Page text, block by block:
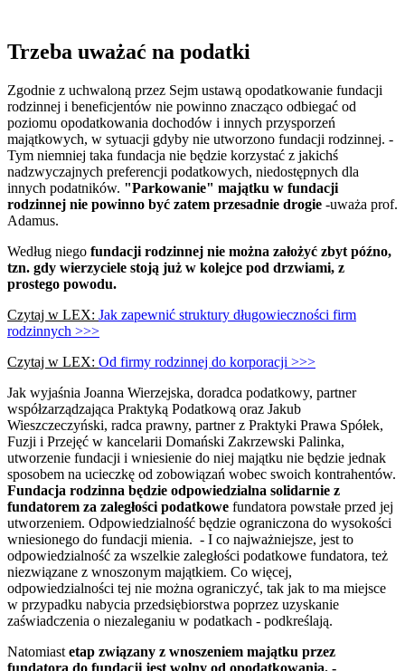
Trzeba uważać na podatki
Zgodnie z uchwaloną przez Sejm ustawą opodatkowanie fundacji
rodzinnej i beneficjentów nie powinno znacząco odbiegać od
poziomu opodatkowania dochodów i innych przysporzeń
majątkowych, w sytuacji gdyby nie utworzono fundacji rodzinnej. -
Tym niemniej taka fundacja nie będzie korzystać z jakichś
nadzwyczajnych preferencji podatkowych, niedostępnych dla
innych podatników. "Parkowanie" majątku w fundacji
rodzinnej nie powinno być zatem przesadnie drogie -uważa prof.
Adamus.
Według niego fundacji rodzinnej nie można założyć zbyt późno,
tzn. gdy wierzyciele stoją już w kolejce pod drzwiami, z
prostego powodu.
Czytaj w LEX: Jak zapewnić struktury długowieczności firm
rodzinnych >>>
Czytaj w LEX: Od firmy rodzinnej do korporacji >>>
Jak wyjaśnia Joanna Wierzejska, doradca podatkowy, partner
współzarządzająca Praktyką Podatkową oraz Jakub
Wieszczeczyński, radca prawny, partner z Praktyki Prawa Spółek,
Fuzji i Przejęć w kancelarii Domański Zakrzewski Palinka,
utworzenie fundacji i wniesienie do niej majątku nie będzie jednak
sposobem na ucieczkę od zobowiązań wobec swoich kontrahentów.
Fundacja rodzinna będzie odpowiedzialna solidarnie z
fundatorem za zaległości podatkowe fundatora powstałe przed jej
utworzeniem. Odpowiedzialność będzie ograniczona do wysokości
wniesionego do fundacji mienia. - I co najważniejsze, jest to
odpowiedzialność za wszelkie zaległości podatkowe fundatora, też
niezwiązane z wnoszonym majątkiem. Co więcej,
odpowiedzialności tej nie można ograniczyć, tak jak to ma miejsce
w przypadku nabycia przedsiębiorstwa poprzez uzyskanie
zaświadczenia o niezaleganiu w podatkach - podkreślają.
Natomiast etap związany z wnoszeniem majątku przez